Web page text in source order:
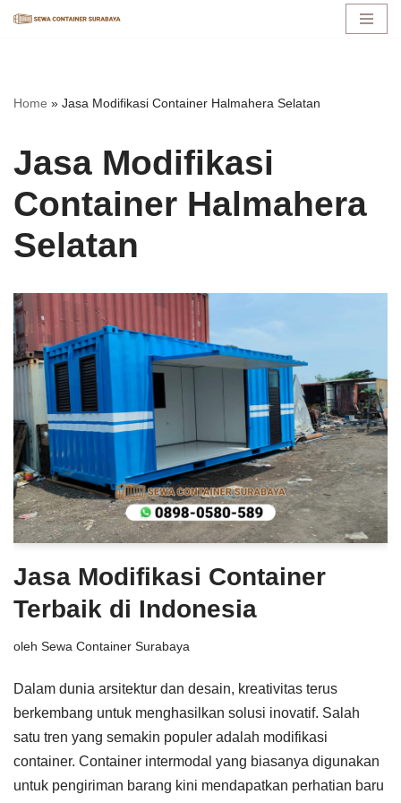
konten
Home » Jasa Modifikasi Container Halmahera Selatan
Jasa Modifikasi
Container Halmahera
Selatan
Jasa Modifikasi Container
Terbaik di Indonesia
oleh Sewa Container Surabaya
Dalam dunia arsitektur dan desain, kreativitas terus
berkembang untuk menghasilkan solusi inovatif. Salah
satu tren yang semakin populer adalah modifikasi
container. Container intermodal yang biasanya digunakan
untuk pengiriman barang kini mendapatkan perhatian baru